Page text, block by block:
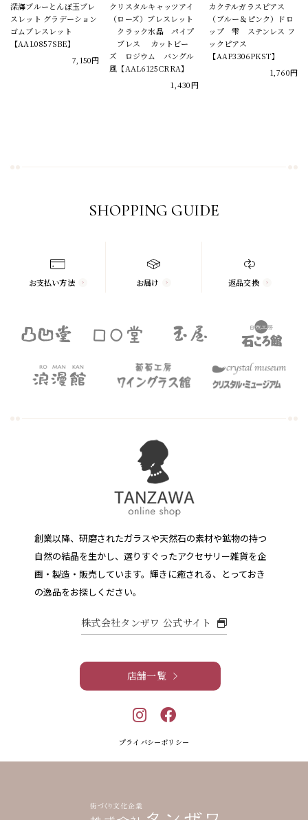
深海ブルーとんぼ玉ブレ
スレット グラデーション
ゴムブレスレット
【AAL0857SBE】
7,150円
クリスタルキャッツアイ
（ローズ）ブレスレット
クラック水晶 パイプ
ブレス カットビー
ズ ロジウム バングル
風【AAL6125CRRA】
1,430円
カクテルガラスピアス
（ブルー＆ピンク）ドロ
ップ 雫 ステンレス フ
ックピアス
【AAP3306PKST】
1,760円
SHOPPING GUIDE
お支払い方法 お届け 返品交換
創業以降、研磨されたガラスや天然石の素材や鉱物の持つ
自然の結晶を生かし、選りすぐったアクセサリー雑貨を企
画・製造・販売しています。 輝きに癒される、とっておき
の逸品をお探しください。
株式会社タンザワ 公式サイト
店舗一覧
プライバシーポリシー